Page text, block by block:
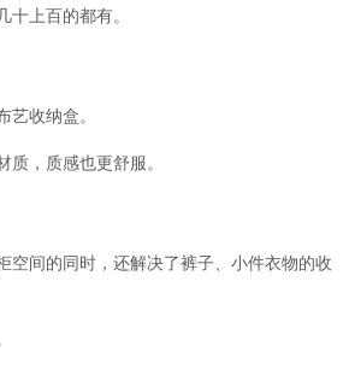
上百的都有。
艺收纳盒。
，质感也更舒服。
空间的同时，还解决了裤子、小件衣物的收